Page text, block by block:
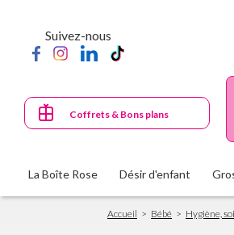
principal
Suivez-nous
Coffrets & Bons plans
La Boîte Rose Désir d'enfant
Fil
d'Ariane
Accueil Bébé Hygiène,